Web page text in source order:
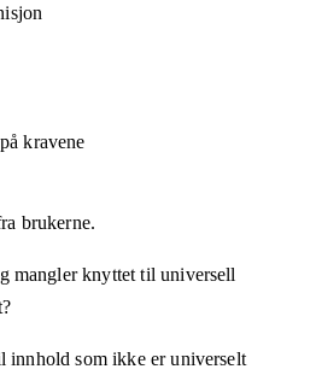
kravene
brukerne.
mangler knyttet til universell
innhold som ikke er universelt